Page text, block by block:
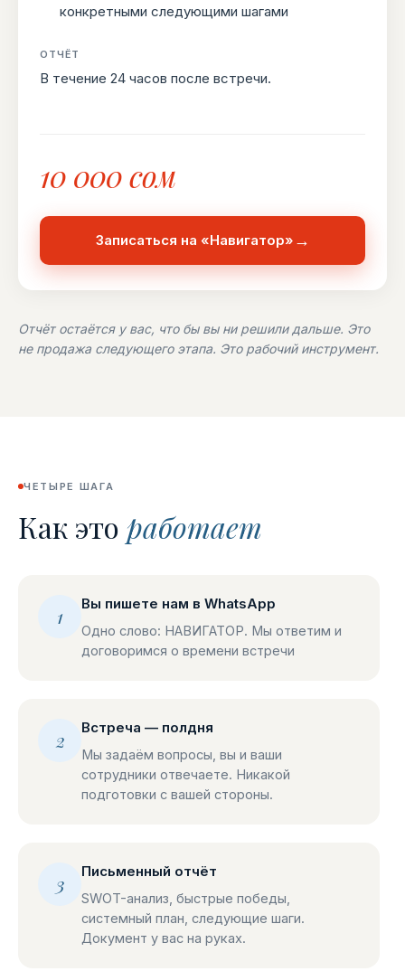
конкретными следующими шагами
ОТЧЁТ
В течение 24 часов после встречи.
10 000 сом
Записаться на «Навигатор» →
Отчёт остаётся у вас, что бы вы ни решили дальше. Это
не продажа следующего этапа. Это рабочий инструмент.
ЧЕТЫРЕ ШАГА
Как это работает
1
Вы пишете нам в WhatsApp
Одно слово: НАВИГАТОР. Мы ответим и
договоримся о времени встречи
2
Встреча — полдня
Мы задаём вопросы, вы и ваши
сотрудники отвечаете. Никакой
подготовки с вашей стороны.
3
Письменный отчёт
SWOT-анализ, быстрые победы,
системный план, следующие шаги.
Документ у вас на руках.